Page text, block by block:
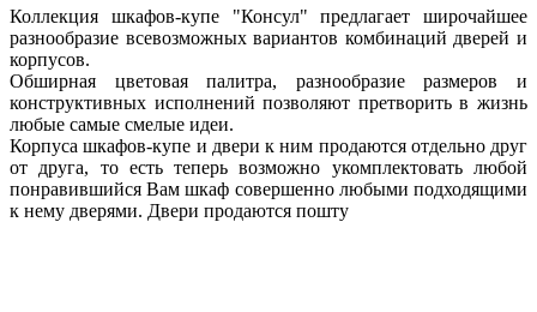
Коллекция шкафов-купе "Консул" предлагает широчайшее
разнообразие всевозможных вариантов комбинаций дверей и
корпусов.
Обширная цветовая палитра, разнообразие размеров и
конструктивных исполнений позволяют претворить в жизнь
любые самые смелые идеи.
Корпуса шкафов-купе и двери к ним продаются отдельно друг
от друга, то есть теперь возможно укомплектовать любой
понравившийся Вам шкаф совершенно любыми подходящими
к нему дверями. Двери продаются пошту